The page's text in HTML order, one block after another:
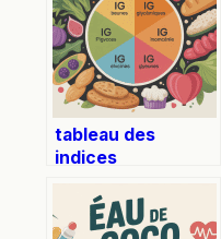
tableau des
indices
aliments : guide
complet et lisible